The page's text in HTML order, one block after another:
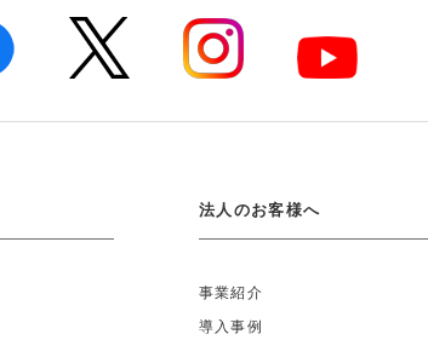
法人のお客様へ
事業紹介
導入事例